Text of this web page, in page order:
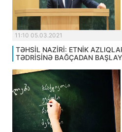
11:10 05.03.2021
TƏHSİL NAZİRİ: ETNİK
TƏDRİSİNƏ BAĞÇADAN